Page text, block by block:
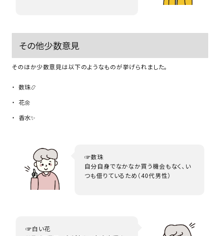
その他少数意見
そのほか少数意見は以下のようなものが挙げられました。
数珠📿
花🌼
香水✨
☞数珠
自分自身でなかなか買う機会もなく、い
つも借りているため（40代男性）
☞白い花